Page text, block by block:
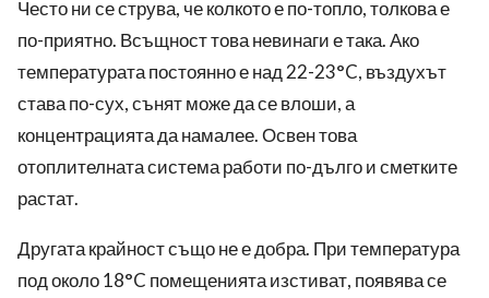
Често ни се струва, че колкото е по-топло, толкова е
по-приятно. Всъщност това невинаги е така. Ако
температурата постоянно е над 22-23°C, въздухът
става по-сух, сънят може да се влоши, а
концентрацията да намалее. Освен това
отоплителната система работи по-дълго и сметките
растат.
Другата крайност също не е добра. При температура
под около 18°C помещенията изстиват, появява се